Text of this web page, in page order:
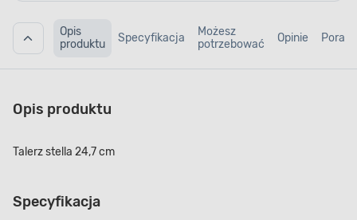
Opis
produktu
Specyfikacja
Możesz
potrzebować
Opinie Porady
Opis produktu
Talerz stella 24,7 cm
Specyfikacja